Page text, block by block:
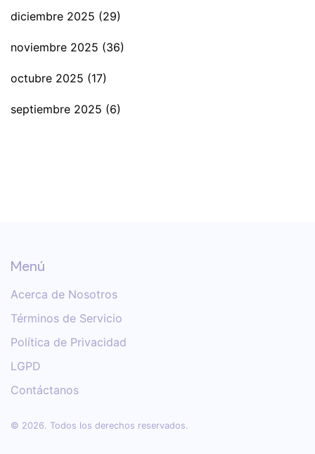
diciembre 2025 (29)
noviembre 2025 (36)
octubre 2025 (17)
septiembre 2025 (6)
Menú
Acerca de Nosotros
Términos de Servicio
Política de Privacidad
LGPD
Contáctanos
© 2026. Todos los derechos reservados.